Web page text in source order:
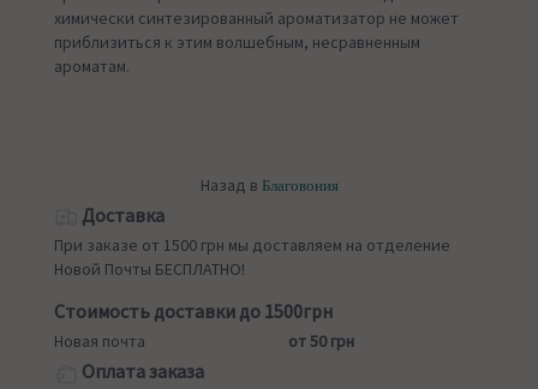
химически синтезированный ароматизатор не может
приблизиться к этим волшебным, несравненным
ароматам.
Назад в Благовония
Доставка
При заказе от 1500 грн мы доставляем на отделение
Новой Почты БЕСПЛАТНО!
Стоимость доставки до 1500грн
Новая почта от 50 грн
Оплата заказа